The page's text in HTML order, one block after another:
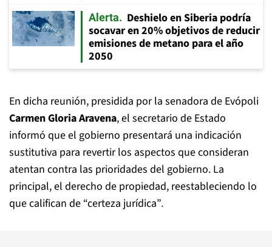
Alerta
Deshielo en Siberia podría
socavar en 20% objetivos de reducir
emisiones de metano para el año
2050
En dicha reunión, presidida por la senadora de Evópoli
Carmen Gloria Aravena, el secretario de Estado
informó que el gobierno presentará una indicación
sustitutiva para revertir los aspectos que consideran
atentan contra las prioridades del gobierno. La
principal, el derecho de propiedad, reestableciendo lo
que califican de “certeza jurídica”.